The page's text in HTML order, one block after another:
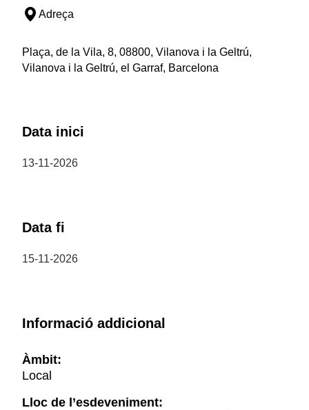
Adreça
Plaça, de la Vila, 8, 08800, Vilanova i la Geltrú,
Vilanova i la Geltrú, el Garraf, Barcelona
Data inici
13-11-2026
Data fi
15-11-2026
Informació addicional
Àmbit:
Local
Lloc de l’esdeveniment: